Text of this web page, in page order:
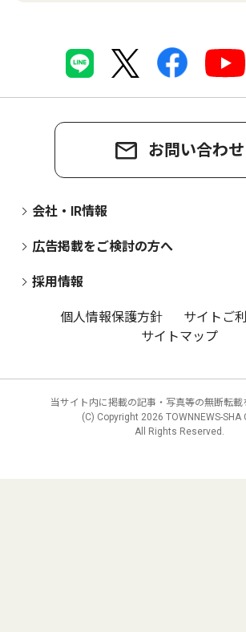
お問い合わせ
会社・IR情報
広告掲載をご検討の方へ
採用情報
個人情報保護方針
サイトご
サイトマップ
当サイト内に掲載の記事・写真等の無断転載
(C) Copyright 2026 TOWNNEWS-SHA
All Rights Reserved.